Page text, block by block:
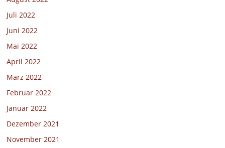
Juli 2022
Juni 2022
Mai 2022
April 2022
März 2022
Februar 2022
Januar 2022
Dezember 2021
November 2021